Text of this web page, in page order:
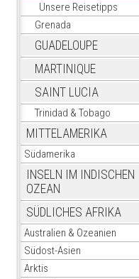
Unsere Reisetipps
Grenada
GUADELOUPE
MARTINIQUE
SAINT LUCIA
Trinidad & Tobago
MITTELAMERIKA
Südamerika
INSELN IM INDISCHEN
OZEAN
SÜDLICHES AFRIKA
Australien & Ozeanien
Südost-Asien
Arktis